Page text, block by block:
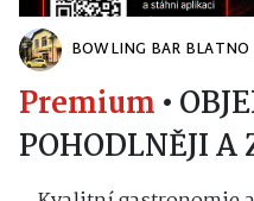
BOWLING BAR BLATNO
Premium •
POHODLNĚJI